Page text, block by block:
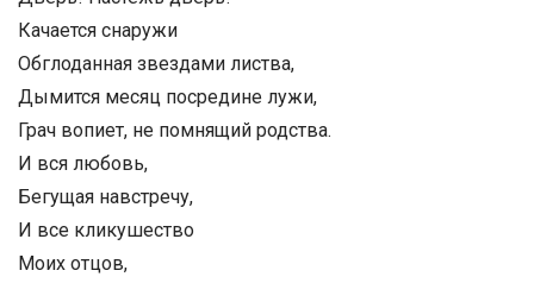
Качается снаружи
Обглоданная звездами листва,
Дымится месяц посредине лужи,
Грач вопиет, не помнящий родства.
И вся любовь,
Бегущая навстречу,
И все кликушество
Моих отцов,